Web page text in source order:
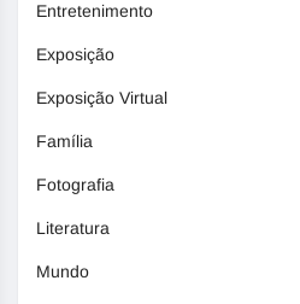
Entretenimento
Exposição
Exposição Virtual
Família
Fotografia
Literatura
Mundo